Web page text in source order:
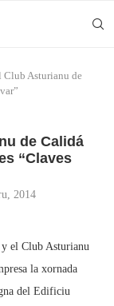
Club Asturianu de
de Calidá
“Claves
2014
el Club Asturianu
la xornada
del Edificiu